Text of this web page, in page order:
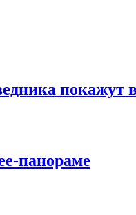
покажут
панораме